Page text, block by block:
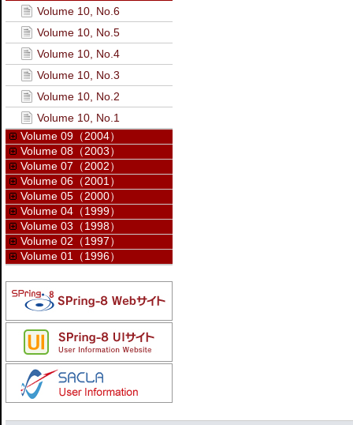
Volume 10, No.6
Volume 10, No.5
Volume 10, No.4
Volume 10, No.3
Volume 10, No.2
Volume 10, No.1
Volume 09（2004）
Volume 08（2003）
Volume 07（2002）
Volume 06（2001）
Volume 05（2000）
Volume 04（1999）
Volume 03（1998）
Volume 02（1997）
Volume 01（1996）